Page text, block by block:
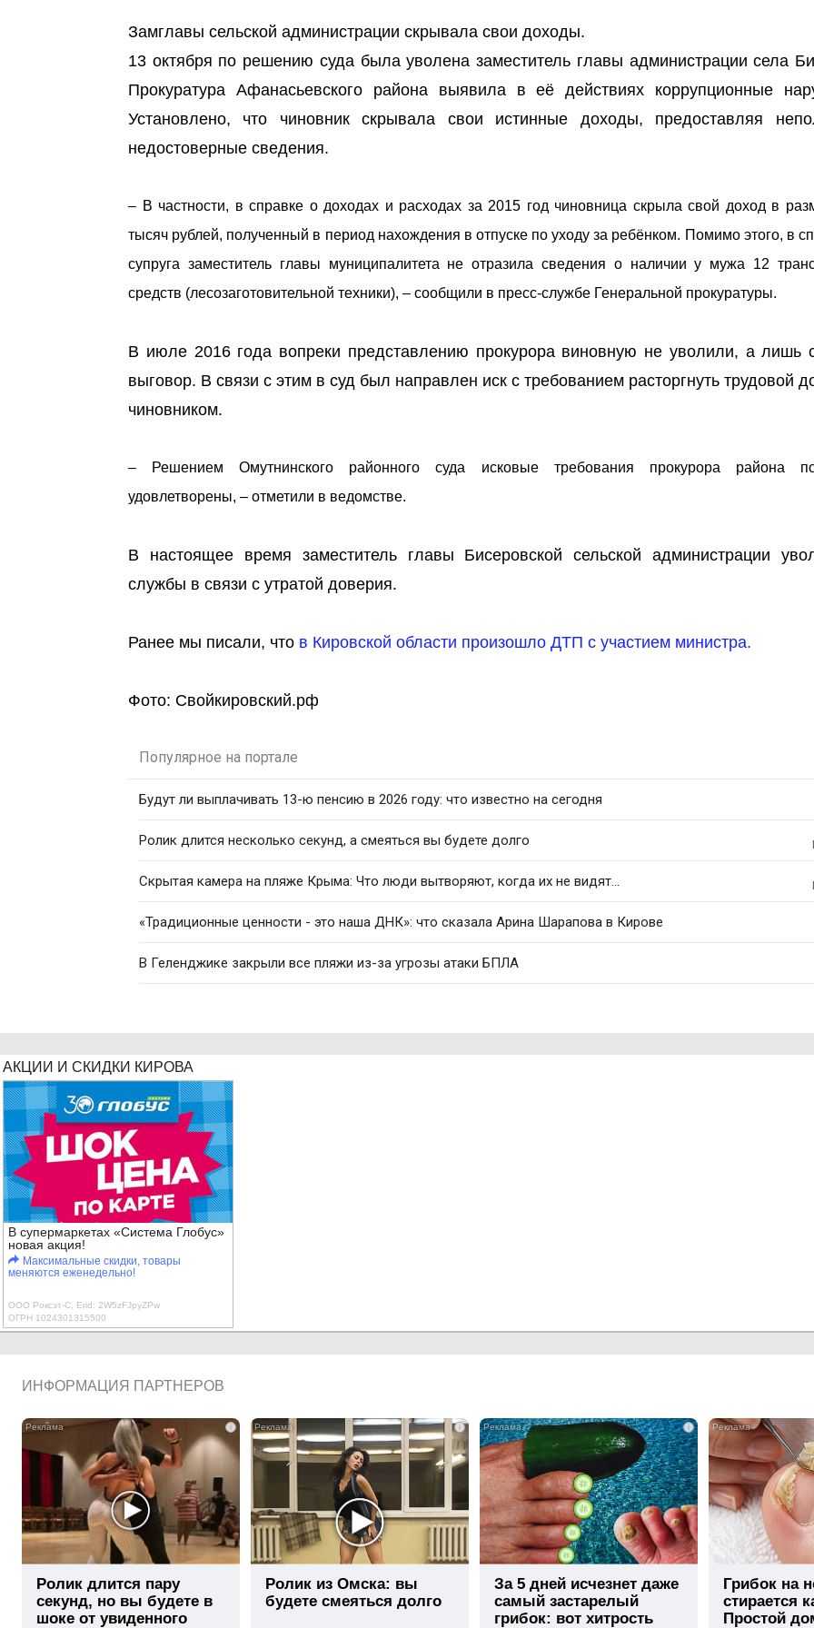
Замглавы сельской администрации скрывала свои доходы.
13 октября по решению суда была уволена заместитель главы администрации села
Прокуратура Афанасьевского района выявила в её действиях коррупционные
Установлено, что чиновник скрывала свои истинные доходы, предоставляя
недостоверные сведения.
– В частности, в справке о доходах и расходах за 2015 год чиновница скрыла свой доход в
тысяч рублей, полученный в период нахождения в отпуске по уходу за ребёнком. Помимо этого, в
супруга заместитель главы муниципалитета не отразила сведения о наличии у мужа 12
средств (лесозаготовительной техники), – сообщили в пресс-службе Генеральной прокуратуры.
В июле 2016 года вопреки представлению прокурора виновную не уволили, а лишь
выговор. В связи с этим в суд был направлен иск с требованием расторгнуть трудовой
чиновником.
– Решением Омутнинского районного суда исковые требования прокурора района
удовлетворены, – отметили в ведомстве.
В настоящее время заместитель главы Бисеровской сельской администрации
службы в связи с утратой доверия.
Ранее мы писали, что в Кировской области произошло ДТП с участием министра.
Фото: Свойкировский.рф
Популярное на портале
Будут ли выплачивать 13-ю пенсию в 2026 году: что известно на сегодня
Ролик длится несколько секунд, а смеяться вы будете долго
Скрытая камера на пляже Крыма: Что люди вытворяют, когда их не видят...
«Традиционные ценности - это наша ДНК»: что сказала Арина Шарапова в Кирове
В Геленджике закрыли все пляжи из-за угрозы атаки БПЛА
АКЦИИ И СКИДКИ КИРОВА
В супермаркетах «Система Глобус»
новая акция!
Максимальные скидки, товары
меняются еженедельно!
ООО Роксэт-С, Erid: 2W5zFJpyZPw
ОГРН 1024301315500
ИНФОРМАЦИЯ ПАРТНЕРОВ
i
Ролик длится пару
секунд, но вы будете в
шоке от увиденного
i
Ролик из Омска: вы
будете смеяться долго
i
За 5 дней исчезнет даже
самый застарелый
грибок: вот хитрость
Грибок на
стирается
Простой